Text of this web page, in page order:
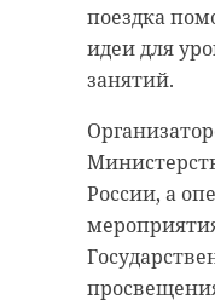
поездка
идеи для
занятий.
России, а